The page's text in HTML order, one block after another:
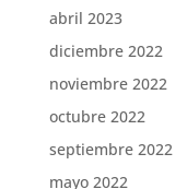
abril 2023
diciembre 2022
noviembre 2022
octubre 2022
septiembre 2022
mayo 2022